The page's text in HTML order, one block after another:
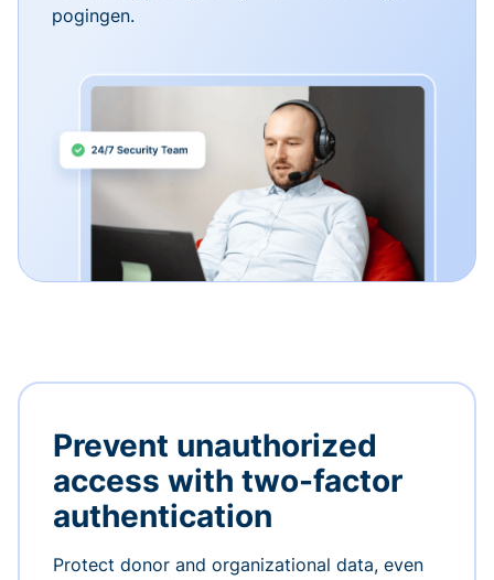
pogingen.
Prevent unauthorized
access with two-factor
authentication
Protect donor and organizational data, even